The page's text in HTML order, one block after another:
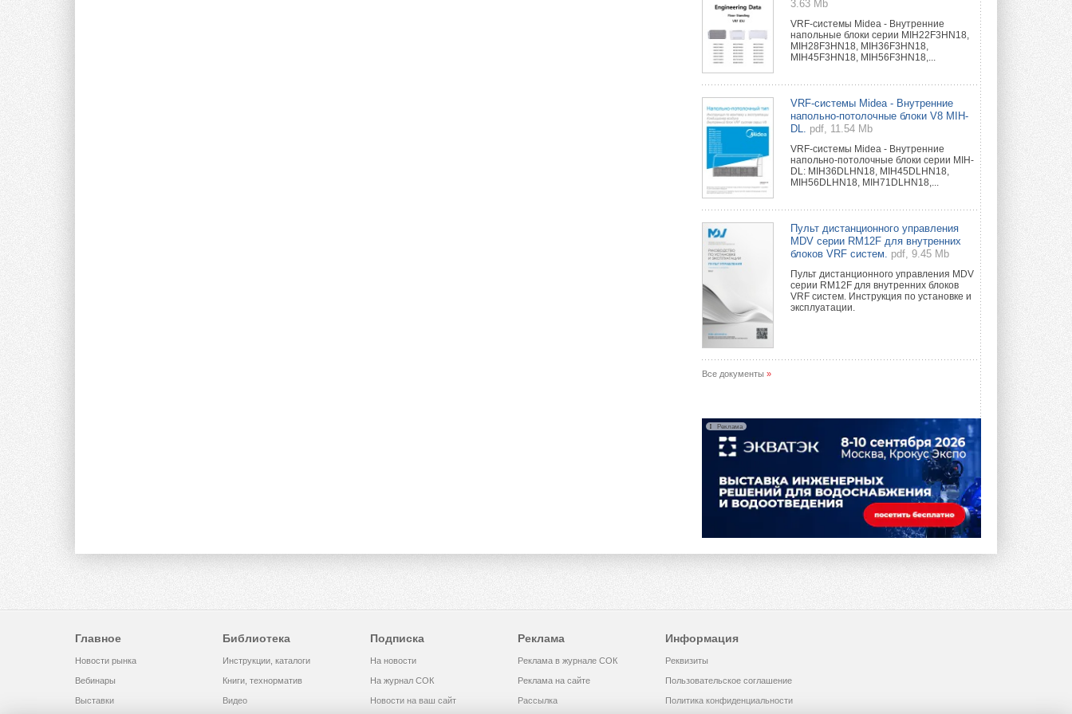
3.63 Mb
VRF-системы Midea - Внутренние
напольные блоки серии MIH22F3HN18,
MIH28F3HN18, MIH36F3HN18,
MIH45F3HN18, MIH56F3HN18,...
VRF-системы Midea - Внутренние
напольно-потолочные блоки V8 MIH-
DL.
pdf, 11.54 Mb
VRF-системы Midea - Внутренние
напольно-потолочные блоки серии MIH-
DL: MIH36DLHN18, MIH45DLHN18,
MIH56DLHN18, MIH71DLHN18,...
Пульт дистанционного управления
MDV серии RM12F для внутренних
блоков VRF систем.
pdf, 9.45 Mb
Пульт дистанционного управления MDV
серии RM12F для внутренних блоков
VRF систем. Инструкция по установке и
эксплуатации.
Все документы »
Реклама
Главное
Новости рынка
Вебинары
Выставки
Библиотека
Инструкции, каталоги
Книги, технорматив
Видео
Подписка
На новости
На журнал СОК
Новости на ваш сайт
Реклама
Реклама в журнале СОК
Реклама на сайте
Рассылка
Информация
Реквизиты
Пользовательское соглашение
Политика конфиденциальности